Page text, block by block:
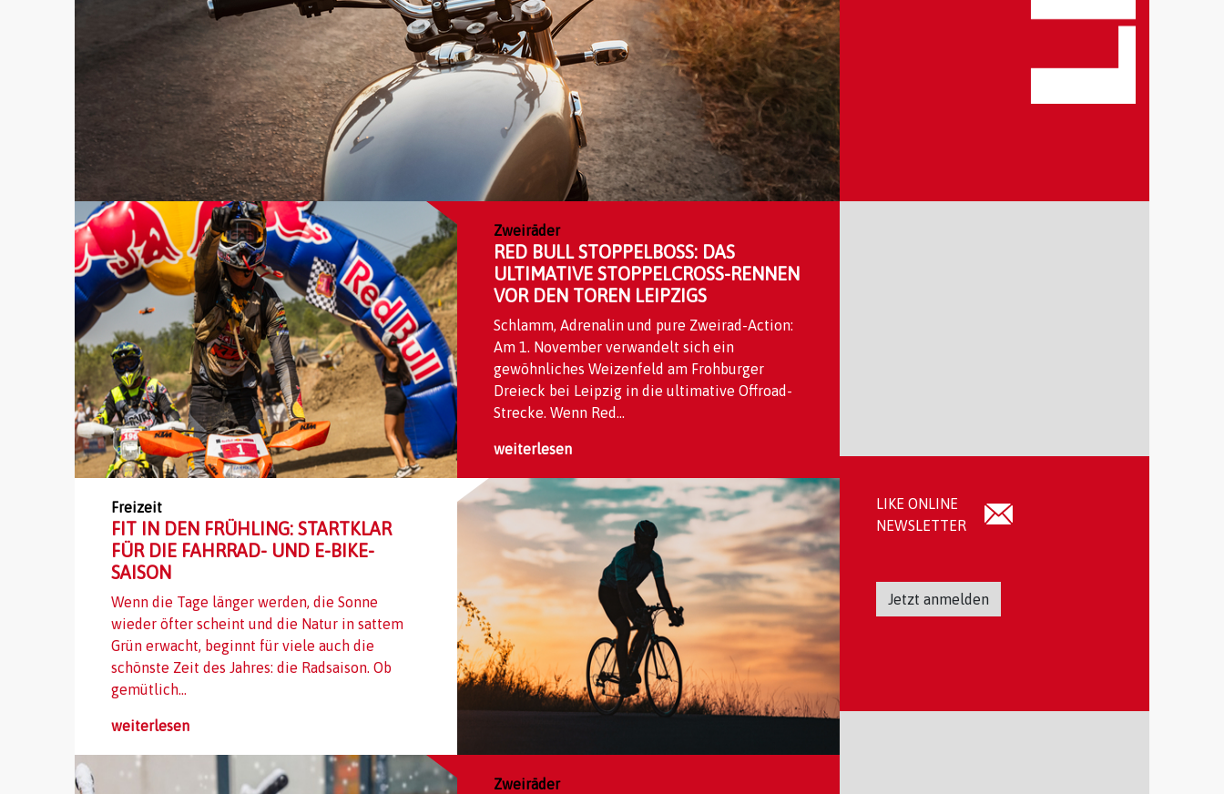
LIKE ONLINE
NEWSLETTER
Jetzt anmelden
Zweiräder
RED BULL STOPPELBOSS: DAS
ULTIMATIVE STOPPELCROSS-RENNEN
VOR DEN TOREN LEIPZIGS
Schlamm, Adrenalin und pure Zweirad-Action:
Am 1. November verwandelt sich ein
gewöhnliches Weizenfeld am Frohburger
Dreieck bei Leipzig in die ultimative Offroad-
Strecke. Wenn Red...
weiterlesen
Freizeit
FIT IN DEN FRÜHLING: STARTKLAR
FÜR DIE FAHRRAD- UND E-BIKE-
SAISON
Wenn die Tage länger werden, die Sonne
wieder öfter scheint und die Natur in sattem
Grün erwacht, beginnt für viele auch die
schönste Zeit des Jahres: die Radsaison. Ob
gemütlich...
weiterlesen
Zweiräder